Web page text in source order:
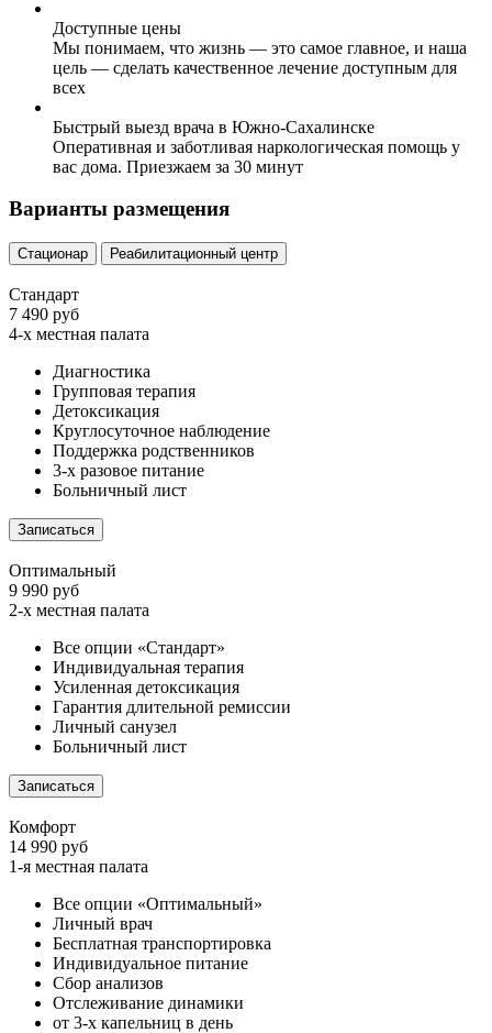
Доступные цены
Мы понимаем, что жизнь — это самое главное, и наша
цель — сделать качественное лечение доступным для
всех
Быстрый выезд врача в Южно-Сахалинске
Оперативная и заботливая наркологическая помощь у
вас дома. Приезжаем за 30 минут
Варианты размещения
Стационар Реабилитационный центр
Стандарт
7 490 руб
4-х местная палата
Диагностика
Групповая терапия
Детоксикация
Круглосуточное наблюдение
Поддержка родственников
3-х разовое питание
Больничный лист
Записаться
Оптимальный
9 990 руб
2-х местная палата
Все опции «Стандарт»
Индивидуальная терапия
Усиленная детоксикация
Гарантия длительной ремиссии
Личный санузел
Больничный лист
Записаться
Комфорт
14 990 руб
1-я местная палата
Все опции «Оптимальный»
Личный врач
Бесплатная транспортировка
Индивидуальное питание
Сбор анализов
Отслеживание динамики
от 3-х капельниц в день